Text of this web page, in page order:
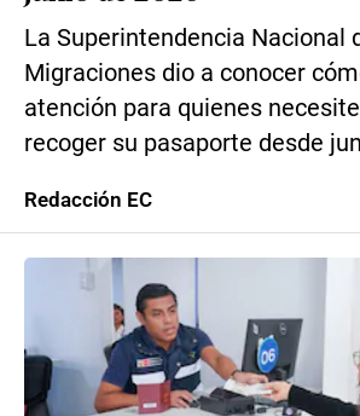
La Superintendencia Nacional
Migraciones dio a conocer
atención para quienes
recoger su pasaporte desde
Redacción EC